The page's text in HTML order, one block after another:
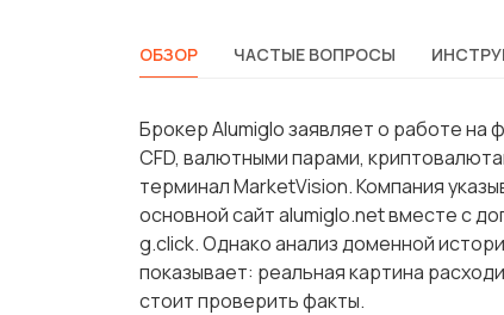
ОБЗОР ЧАСТЫЕ ВОПРОСЫ
Брокер Alumiglo заявляет о работе на
CFD, валютными парами,
терминал MarketVision. Компания
основной сайт alumiglo.net вместе с
g.click. Однако анализ доменной
показывает: реальная картина
стоит проверить факты.